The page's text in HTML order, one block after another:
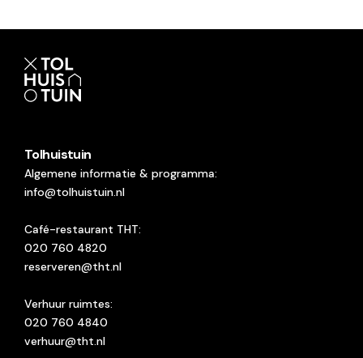
Tolhuistuin
Algemene informatie & programma:
info@tolhuistuin.nl
Café-restaurant THT:
020 760 4820
reserveren@tht.nl
Verhuur ruimtes:
020 760 4840
verhuur@tht.nl